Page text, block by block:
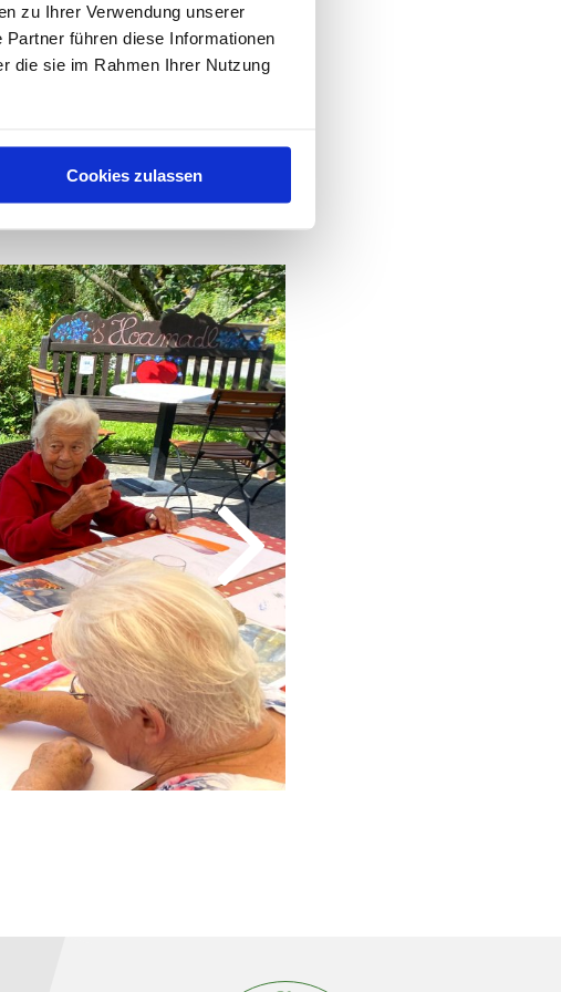
zu Ihrer Verwendung unserer
führen diese Informationen
die sie im Rahmen Ihrer Nutzung
Cookies zulassen
bei einer Vernissage
in unserem Hause